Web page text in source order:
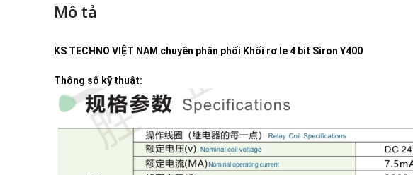
Mô tả
KS TECHNO VIỆT NAM chuyên phân phối Khối rơ le 4 bit Siron Y400
Thông số kỹ thuật: